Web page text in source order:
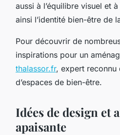
aussi à l’équilibre visuel et
ainsi l’identité bien-être de
Pour découvrir de
inspirations pour un
thalassor.fr, expert reconnu
d’espaces de bien-être.
Idées de design et
apaisante